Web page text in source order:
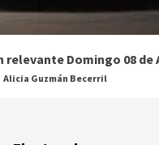
Domingo 08 de
Alicia Guzmán Becerril